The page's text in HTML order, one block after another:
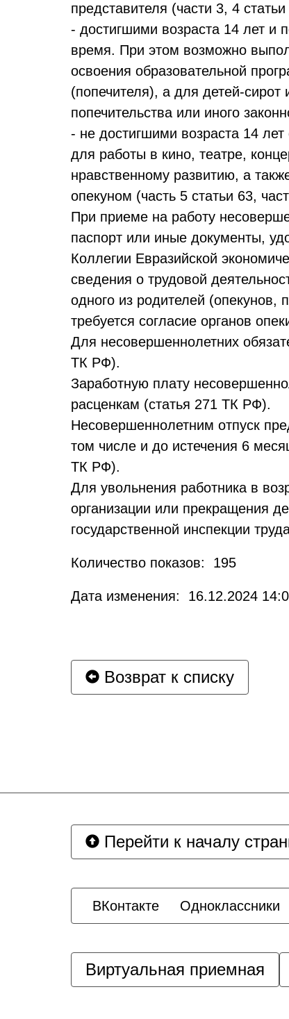
представителя (части 3, 4
- достигшими возраста 14 лет и
время. При этом возможно
освоения образовательной
(попечителя), а для детей-сирот
попечительства или иного
- не достигшими возраста 14
для работы в кино, театре,
нравственному развитию, а
опекуном (часть 5 статьи 63,
При приеме на работу
паспорт или иные документы,
Коллегии Евразийской
сведения о трудовой
одного из родителей (опекунов,
требуется согласие органов
Для несовершеннолетних
ТК РФ).
Заработную плату
расценкам (статья 271 ТК РФ).
Несовершеннолетним отпуск
том числе и до истечения 6
ТК РФ).
Для увольнения работника в
организации или прекращения
государственной инспекции
Количество показов: 195
Дата изменения: 16.12.2024
Возврат к списку
Перейти к началу
ВКонтакте Одноклассники
Виртуальная приемная